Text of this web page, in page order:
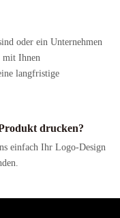
oder ein Unternehmen
mit Ihnen
langfristige
drucken?
einfach Ihr Logo-Design